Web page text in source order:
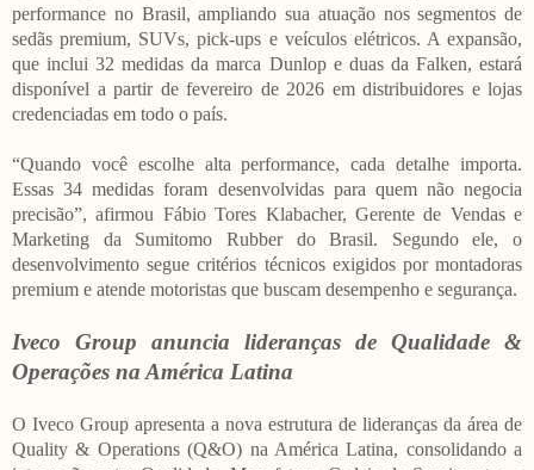
performance no Brasil, ampliando sua atuação nos segmentos de
sedãs premium, SUVs, pick-ups e veículos elétricos. A expansão,
que inclui 32 medidas da marca Dunlop e duas da Falken, estará
disponível a partir de fevereiro de 2026 em distribuidores e lojas
credenciadas em todo o país.
“Quando você escolhe alta performance, cada detalhe importa.
Essas 34 medidas foram desenvolvidas para quem não negocia
precisão”, afirmou Fábio Tores Klabacher, Gerente de Vendas e
Marketing da Sumitomo Rubber do Brasil. Segundo ele, o
desenvolvimento segue critérios técnicos exigidos por montadoras
premium e atende motoristas que buscam desempenho e segurança.
Iveco Group anuncia lideranças de Qualidade &
Operações na América Latina
O Iveco Group apresenta a nova estrutura de lideranças da área de
Quality & Operations (Q&O) na América Latina, consolidando a